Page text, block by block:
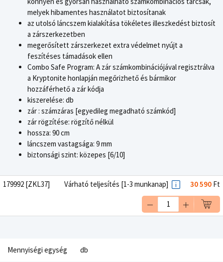
melyek hibamentes használatot biztosítanak
az utolsó láncszem kialakítása tökéletes illeszkedést biztosít
a zárszerkezetben
megerősített zárszerkezet extra védelmet nyújt a
feszítéses támadások ellen
Combo Safe Program: A zár számkombinációjával regisztrálva
a Kryptonite honlapján megőrizhető és bármikor
hozzáférhető a zár kódja
kiszerelése: db
zár : számzáras [egyedileg megadható számkód]
zár rögzítése: rögzítő nélkül
hossza: 90 cm
láncszem vastagsága: 9 mm
biztonsági szint: közepes [6/10]
179992 [ZKL37] Várható teljesítés [1-3 munkanap] 30 590 Ft
Mennyiségi egység db